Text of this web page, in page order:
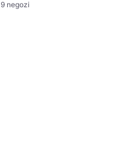
9 negozi